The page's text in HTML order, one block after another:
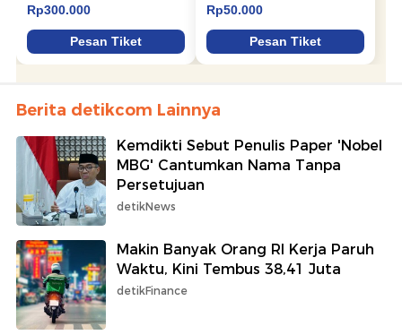
Berita detikcom Lainnya
Kemdikti Sebut Penulis Paper 'Nobel
MBG' Cantumkan Nama Tanpa
Persetujuan
detikNews
Makin Banyak Orang RI Kerja Paruh
Waktu, Kini Tembus 38,41 Juta
detikFinance